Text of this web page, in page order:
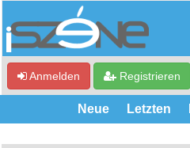
Anmelden Registrieren
Neue Letzten